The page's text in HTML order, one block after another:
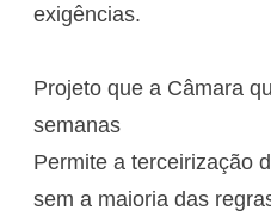
exigências.
Projeto que a Câmara
semanas
Permite a terceirização
sem a maioria das